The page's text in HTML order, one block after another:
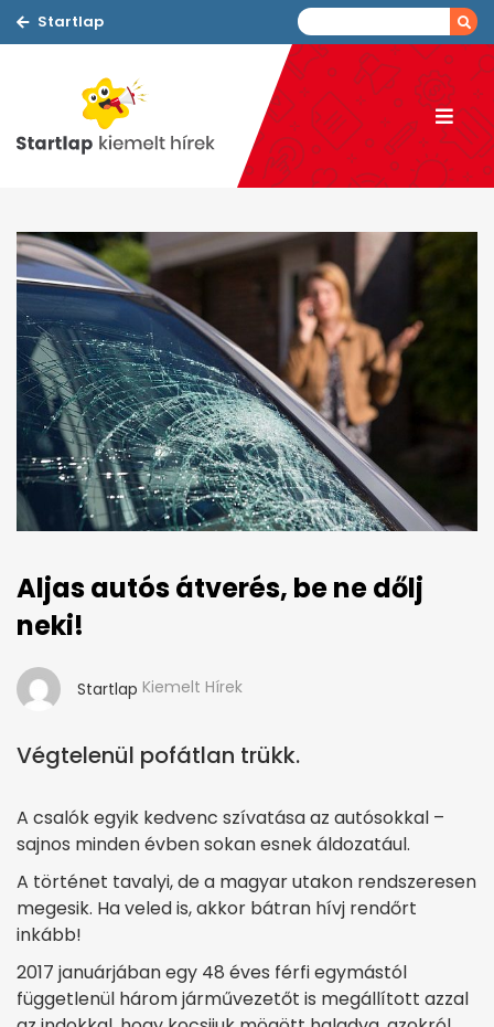
Startlap
Aljas autós átverés, be ne dőlj
neki!
Startlap Kiemelt Hírek
Végtelenül pofátlan trükk.
A csalók egyik kedvenc szívatása az autósokkal –
sajnos minden évben sokan esnek áldozatául.
A történet tavalyi, de a magyar utakon rendszeresen
megesik. Ha veled is, akkor bátran hívj rendőrt
inkább!
2017 januárjában egy 48 éves férfi egymástól
függetlenül három járművezetőt is megállított azzal